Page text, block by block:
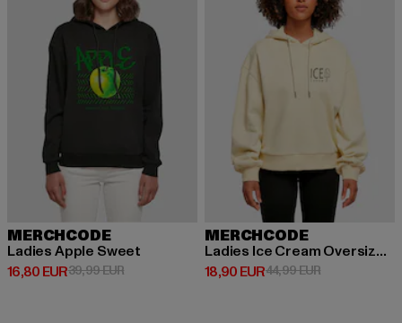
MERCHCODE
Ladies Apple Sweet
16,80 EUR
Derzeitiger Preis: 16,80 EUR
39,99 EURAktionspreis: 39,99 EUR
MERCHCODE
Ladies Ice Cream Oversized Hoody
18,90 EUR
Derzeitiger Preis: 18,90 EUR
44,99 EURAktionspreis: